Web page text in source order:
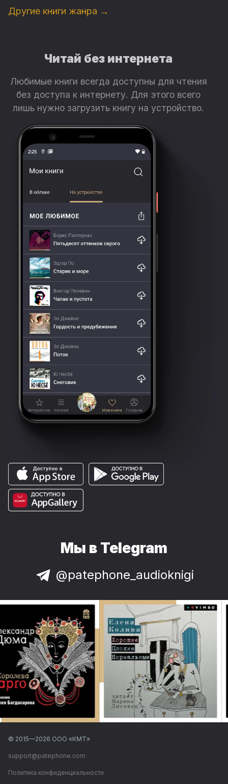
Другие книги жанра →
Читай без интернета
Любимые книги всегда доступны для чтения
без доступа к интернету. Для этого всего
лишь нужно загрузить книгу на устройство.
Мы в Telegram
@patephone_audioknigi
© 2015—2026 ООО «КМТ»
support@patephone.com
Политика конфиденциальности